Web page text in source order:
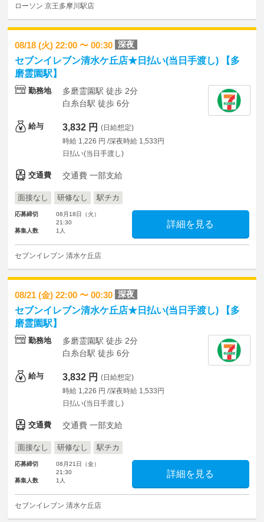
ローソン 京王多摩川駅店
08/18 (火) 22:00 〜 00:30 深夜
セブンイレブン清水ケ丘店★日払い(当日手渡し) 【多
磨霊園駅】
勤務地
多磨霊園駅 徒歩 2分
白糸台駅 徒歩 6分
給与 3,832 円 (日給想定)
時給 1,226 円 /深夜時給 1,533円
日払い(当日手渡し)
交通費 交通費 一部支給
面接なし 研修なし 駅チカ
応募締切
08月18日（火）
21:30
募集人数
1人
詳細を見る
セブンイレブン 清水ケ丘店
08/21 (金) 22:00 〜 00:30 深夜
セブンイレブン清水ケ丘店★日払い(当日手渡し) 【多
磨霊園駅】
勤務地
多磨霊園駅 徒歩 2分
白糸台駅 徒歩 6分
給与 3,832 円 (日給想定)
時給 1,226 円 /深夜時給 1,533円
日払い(当日手渡し)
交通費 交通費 一部支給
面接なし 研修なし 駅チカ
応募締切
08月21日（金）
21:30
募集人数
1人
詳細を見る
セブンイレブン 清水ケ丘店